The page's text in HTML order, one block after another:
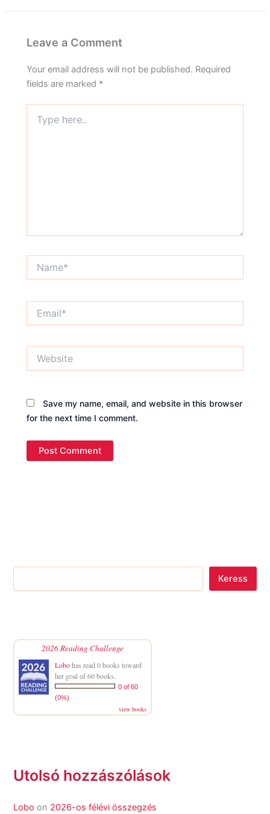
Leave a Comment
Your email address will not be published. Required
fields are marked *
here..
Save my name, email, and website in this browser
for the next time I comment.
Keress
2026 Reading Challenge
Lobohas read 0 books toward
her goal of 60 books.
0 of 60
(0%)
view books
Utolsó hozzászólások
Lobo on 2026-os félévi összegzés